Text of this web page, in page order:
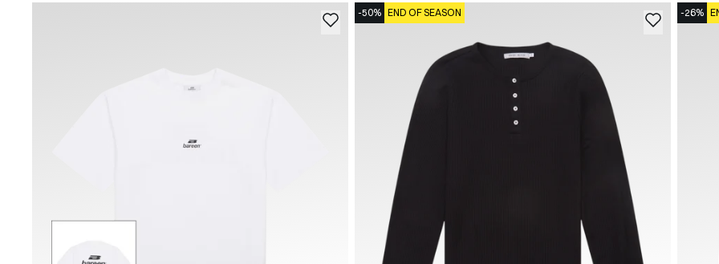
-50% END OF SEASON -26%